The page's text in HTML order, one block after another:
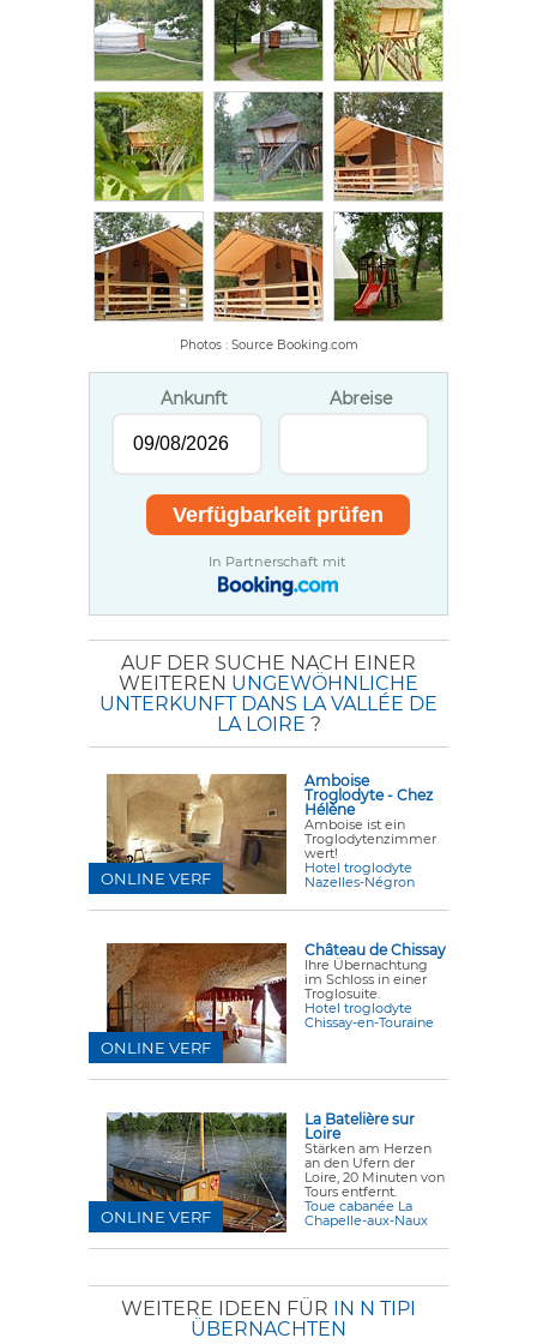
Photos : Source Booking.com
Ankunft Abreise
In Partnerschaft mit
AUF DER SUCHE NACH EINER
WEITEREN UNGEWÖHNLICHE
UNTERKUNFT DANS LA VALLÉE DE
LA LOIRE ?
Amboise
Troglodyte - Chez
Hélène
Amboise ist ein
Troglodytenzimmer
wert!
Hotel troglodyte
Nazelles-Négron
ONLINE VERF
Château de Chissay
Ihre Übernachtung
im Schloss in einer
Troglosuite.
Hotel troglodyte
Chissay-en-Touraine
ONLINE VERF
La Batelière sur
Loire
Stärken am Herzen
an den Ufern der
Loire, 20 Minuten von
Tours entfernt.
Toue cabanée La
Chapelle-aux-Naux
ONLINE VERF
WEITERE IDEEN FÜR IN N TIPI
ÜBERNACHTEN